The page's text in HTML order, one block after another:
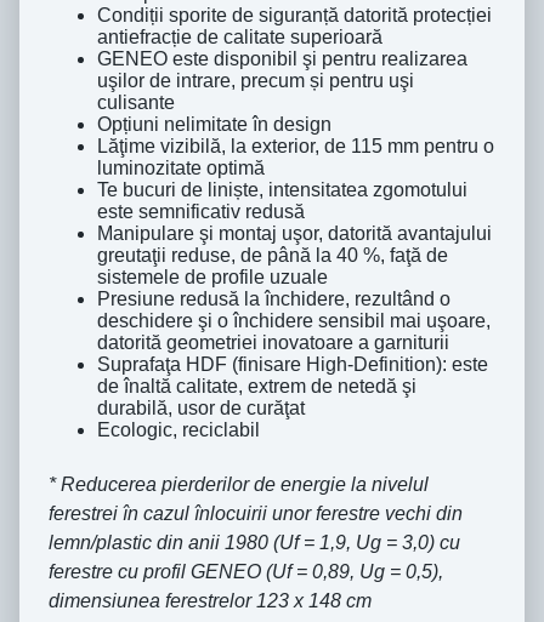
Condiții sporite de siguranță datorită protecției
antiefracție de calitate superioară
GENEO este disponibil şi pentru realizarea
uşilor de intrare, precum și pentru uşi
culisante
Opțiuni nelimitate în design
Lăţime vizibilă, la exterior, de 115 mm pentru o
luminozitate optimă
Te bucuri de liniște, intensitatea zgomotului
este semnificativ redusă
Manipulare şi montaj uşor, datorită avantajului
greutaţii reduse, de până la 40 %, faţă de
sistemele de profile uzuale
Presiune redusă la închidere, rezultând o
deschidere şi o închidere sensibil mai uşoare,
datorită geometriei inovatoare a garniturii
Suprafaţa HDF (finisare High-Definition): este
de înaltă calitate, extrem de netedă şi
durabilă, usor de curăţat
Ecologic, reciclabil
* Reducerea pierderilor de energie la nivelul
ferestrei în cazul înlocuirii unor ferestre vechi din
lemn/plastic din anii 1980 (Uf = 1,9, Ug = 3,0) cu
ferestre cu profil GENEO (Uf = 0,89, Ug = 0,5),
dimensiunea ferestrelor 123 x 148 cm